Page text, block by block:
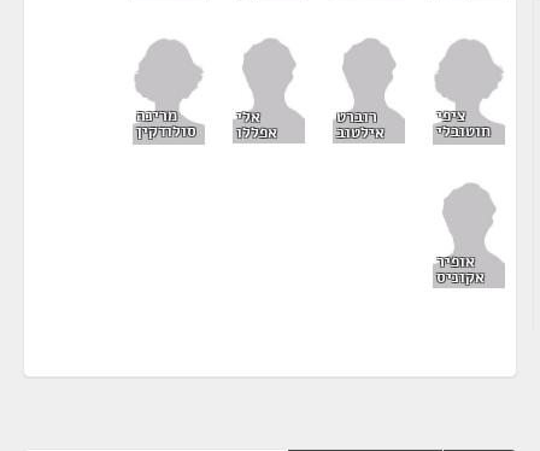
ציפי
חוטובלי
רוברט
אילטוב
אלי
אפללו
מרינה
סולודקין
אופיר
אקוניס